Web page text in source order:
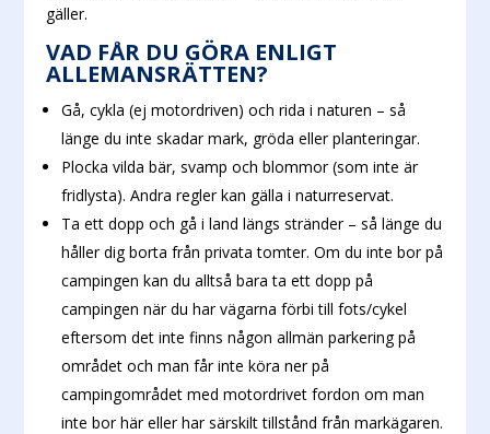
gäller.
VAD FÅR DU GÖRA ENLIGT
ALLEMANSRÄTTEN?
Gå, cykla (ej motordriven) och rida i naturen – så
länge du inte skadar mark, gröda eller planteringar.
Plocka vilda bär, svamp och blommor (som inte är
fridlysta). Andra regler kan gälla i naturreservat.
Ta ett dopp och gå i land längs stränder – så länge du
håller dig borta från privata tomter. Om du inte bor på
campingen kan du alltså bara ta ett dopp på
campingen när du har vägarna förbi till fots/cykel
eftersom det inte finns någon allmän parkering på
området och man får inte köra ner på
campingområdet med motordrivet fordon om man
inte bor här eller har särskilt tillstånd från markägaren.